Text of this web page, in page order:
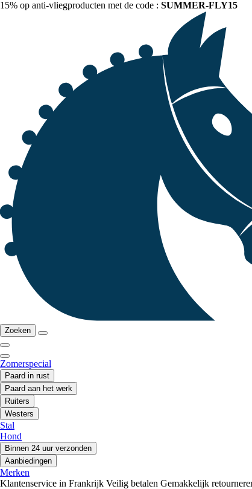
15% op anti-vliegproducten met de code : SUMMER-FLY15
Zoeken
Zomerspecial
Paard in rust
Paard aan het werk
Ruiters
Westers
Stal
Hond
Binnen 24 uur verzonden
Aanbiedingen
Merken
Klantenservice in Frankrijk Veilig betalen Gemakkelijk